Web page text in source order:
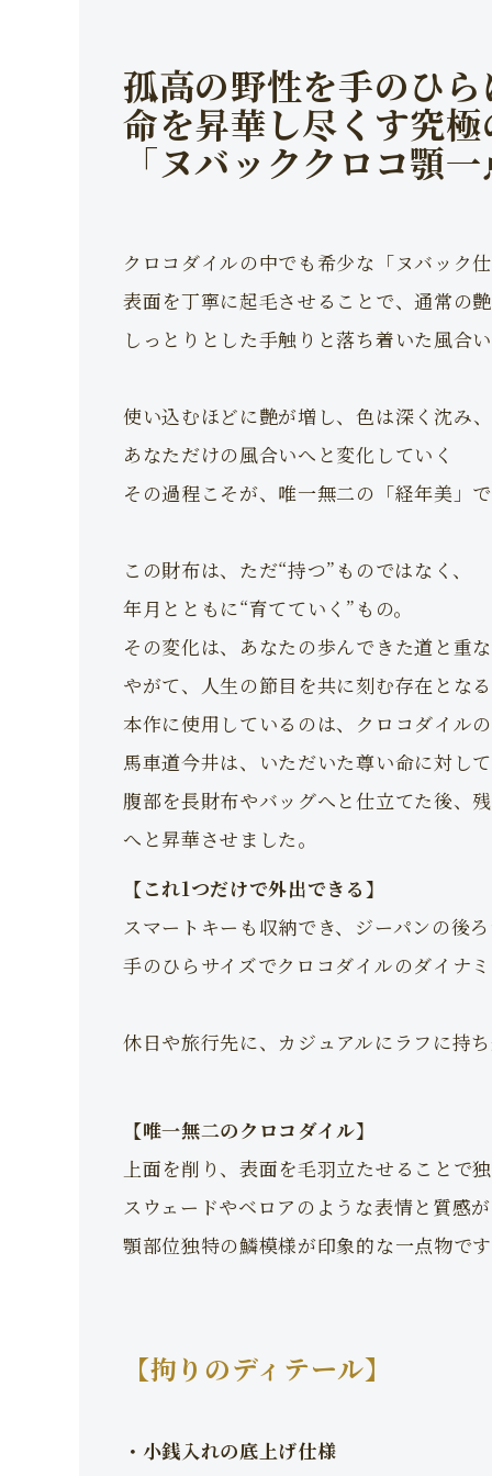
孤高の野性を手のひら
命を昇華し尽くす究
「ヌバッククロコ顎
クロコダイルの中でも希少な「ヌバック
表面を丁寧に起毛させることで、通常の
しっとりとした手触りと落ち着いた風合
使い込むほどに艶が増し、色は深く沈み、
あなただけの風合いへと変化していく
その過程こそが、唯一無二の「経年美」
この財布は、ただ“持つ”ものではなく、
年月とともに“育てていく”もの。
その変化は、あなたの歩んできた道と重
やがて、人生の節目を共に刻む存在とな
本作に使用しているのは、クロコダイル
馬車道今井は、いただいた尊い命に対し
腹部を長財布やバッグへと仕立てた後、
へと昇華させました。
【これ1つだけで外出できる】
スマートキーも収納でき、ジーパンの後
手のひらサイズでクロコダイルのダイナ
休日や旅行先に、カジュアルにラフに持
【唯一無二のクロコダイル】
上面を削り、表面を毛羽立たせることで
スウェードやベロアのような表情と質感
顎部位独特の鱗模様が印象的な一点物で
【拘りのディテール】
・小銭入れの底上げ仕様